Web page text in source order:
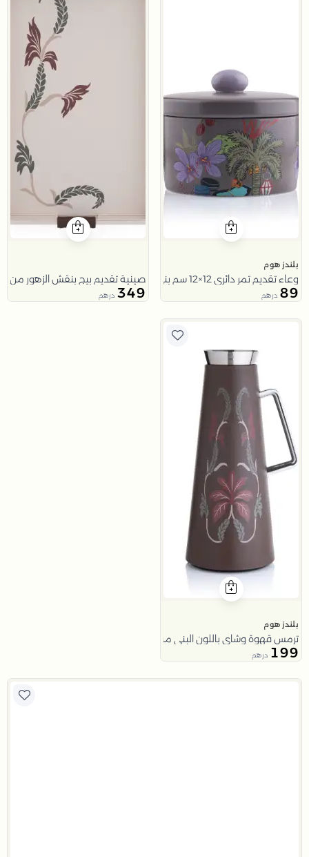
بلندز هوم
وعاء تقديم تمر دائري 12×12 سم بني من الخزف الحجري بطبعة نخلة من ملاذ
89 درهم
صينية تقديم بيج بنقش الزهور من
349 درهم
بلندز هوم
ترمس قهوة وشاي باللون البني من ملاذ
199 درهم